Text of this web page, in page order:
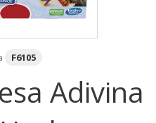
F6105
Adivina